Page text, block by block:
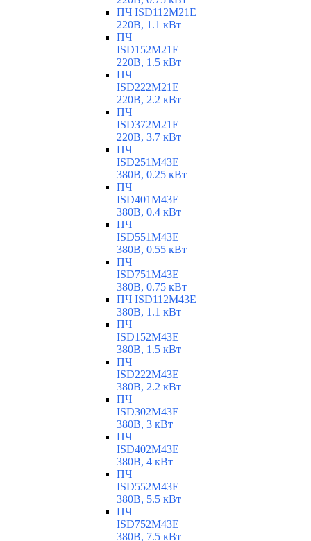
ПЧ ISD112M21E
220В, 1.1 кВт
ПЧ
ISD152M21E
220В, 1.5 кВт
ПЧ
ISD222M21E
220В, 2.2 кВт
ПЧ
ISD372M21E
220В, 3.7 кВт
ПЧ
ISD251M43E
380В, 0.25 кВт
ПЧ
ISD401M43E
380В, 0.4 кВт
ПЧ
ISD551M43E
380В, 0.55 кВт
ПЧ
ISD751M43E
380В, 0.75 кВт
ПЧ ISD112M43E
380В, 1.1 кВт
ПЧ
ISD152M43E
380В, 1.5 кВт
ПЧ
ISD222M43E
380В, 2.2 кВт
ПЧ
ISD302M43E
380В, 3 кВт
ПЧ
ISD402M43E
380В, 4 кВт
ПЧ
ISD552M43E
380В, 5.5 кВт
ПЧ
ISD752M43E
380В, 7.5 кВт